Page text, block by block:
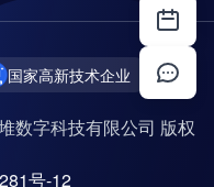
国家高新技术企业
数字科技有限公司 版权
号-12